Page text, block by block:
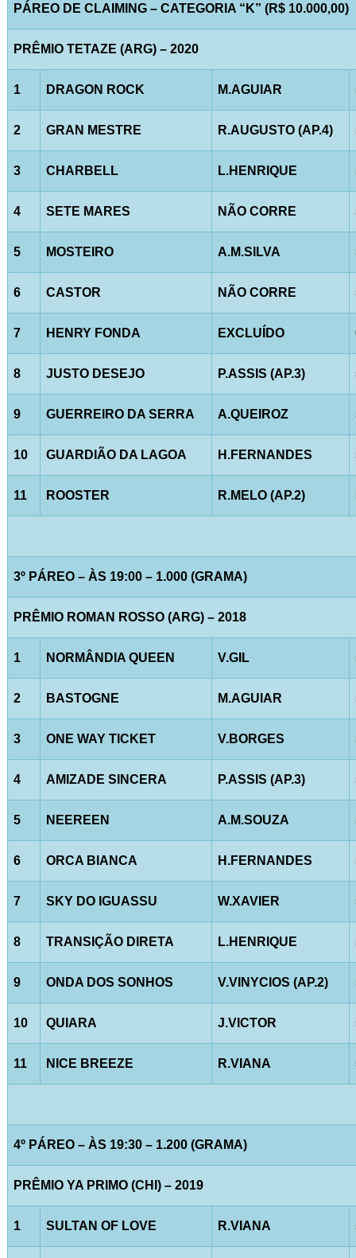
PÁREO DE CLAIMING – CATEGORIA “K” (R$ 10.000,00)
PRÊMIO TETAZE (ARG) – 2020
1 DRAGON ROCK M.AGUIAR
2 GRAN MESTRE R.AUGUSTO (AP.4)
3 CHARBELL L.HENRIQUE
4 SETE MARES NÃO CORRE
5 MOSTEIRO A.M.SILVA
6 CASTOR NÃO CORRE
7 HENRY FONDA EXCLUÍDO
8 JUSTO DESEJO P.ASSIS (AP.3)
9 GUERREIRO DA SERRA A.QUEIROZ
10 GUARDIÃO DA LAGOA H.FERNANDES
11 ROOSTER R.MELO (AP.2)
3º PÁREO – ÀS 19:00 – 1.000 (GRAMA)
PRÊMIO ROMAN ROSSO (ARG) – 2018
1 NORMÂNDIA QUEEN V.GIL
2 BASTOGNE M.AGUIAR
3 ONE WAY TICKET V.BORGES
4 AMIZADE SINCERA P.ASSIS (AP.3)
5 NEEREEN A.M.SOUZA
6 ORCA BIANCA H.FERNANDES
7 SKY DO IGUASSU W.XAVIER
8 TRANSIÇÃO DIRETA L.HENRIQUE
9 ONDA DOS SONHOS V.VINYCIOS (AP.2)
10 QUIARA J.VICTOR
11 NICE BREEZE R.VIANA
4º PÁREO – ÀS 19:30 – 1.200 (GRAMA)
PRÊMIO YA PRIMO (CHI) – 2019
1 SULTAN OF LOVE R.VIANA